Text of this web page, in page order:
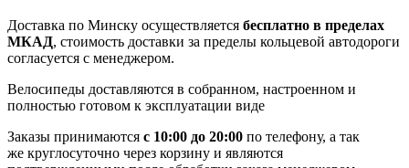
Доставка по Минску осуществляется бесплатно в пределах
МКАД, стоимость доставки за пределы кольцевой автодороги
согласуется с менеджером.
Велосипеды доставляются в собранном, настроенном и
полностью готовом к эксплуатации виде
Заказы принимаются с 10:00 до 20:00 по телефону, а так
же круглосуточно через корзину и являются